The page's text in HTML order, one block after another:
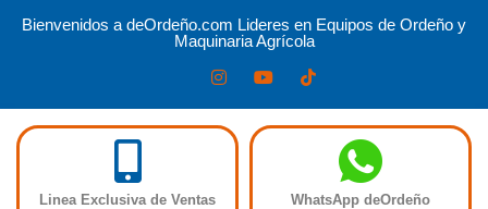
Bienvenidos a deOrdeño.com Lideres en Equipos de Ordeño y
Maquinaria Agrícola
Linea Exclusiva de Ventas WhatsApp deOrdeño